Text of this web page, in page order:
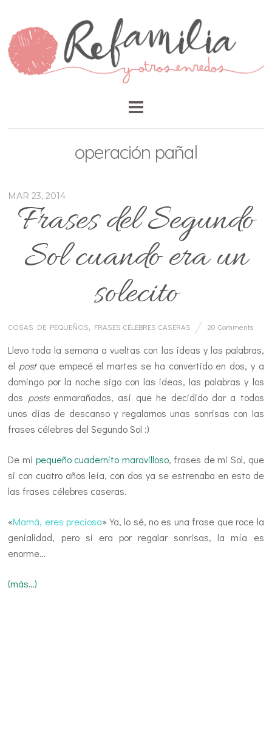
operación pañal
MAR 23, 2014
Frases del Segundo
Sol cuando era un
solecito
COSAS DE PEQUEÑOS FRASES CÉLEBRES CASERAS 20 Comments
Llevo toda la semana a vueltas con las ideas y las palabras,
el postque empecé el martes se ha convertido en dos, y a
domingo por la noche sigo con las ideas, las palabras y los
dos postsenmarañados, así que he decidido dar a todos
unos días de descanso y regalarnos unas sonrisas con las
frases célebres del Segundo Sol :)
De mi pequeño cuadernito maravilloso, frases de mi Sol, que
si con cuatro años leía, con dos ya se estrenaba en esto de
las frases célebres caseras.
«Mamá, eres preciosa» Ya, lo sé, no es una frase que roce la
genialidad, pero si era por regalar sonrisas, la mía es
enorme…
(más…)